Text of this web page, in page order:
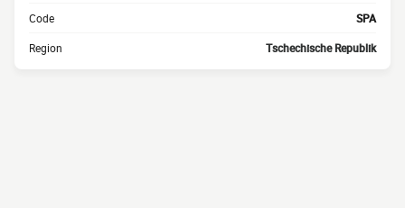
Code SPA
Region Tschechische Republik